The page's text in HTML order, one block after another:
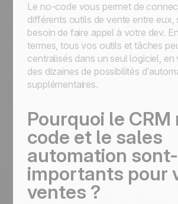
Le no-code vous permet de
différents outils de vente entre eux,
besoin de faire appel à votre dev.
termes, tous vos outils et tâches
centralisés dans un seul logiciel,
des dizaines de possibilités
supplémentaires.
Pourquoi le CRM
code et le sales
automation
importants pour
ventes ?